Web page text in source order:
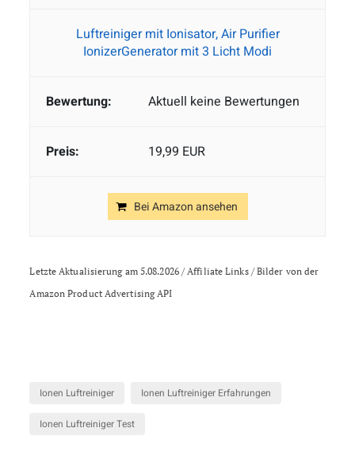
Luftreiniger mit Ionisator, Air Purifier
IonizerGenerator mit 3 Licht Modi
Aktuell keine Bewertungen
19,99 EUR
Bei Amazon ansehen
Letzte Aktualisierung am 5.08.2026 / Affiliate Links / Bilder von der
Amazon Product Advertising API
Ionen Luftreiniger Ionen Luftreiniger Erfahrungen
Ionen Luftreiniger Test